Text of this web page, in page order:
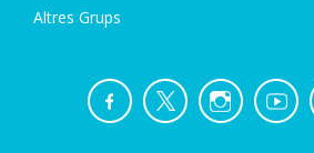
Altres Grups